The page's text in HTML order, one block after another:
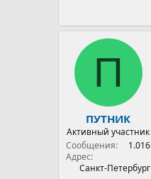
П
ПУТНИК
Активный участник
Сообщения
1.016
Адрес
Санкт-Петербург